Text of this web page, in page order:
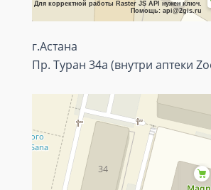
г.Астана
Пр. Туран 34а (внутри аптеки